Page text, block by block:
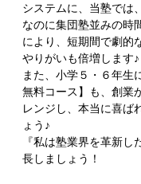
システムに、当塾では
なのに集団塾並みの時
により、短期間で劇的
やりがいも倍増します♪
また、小学５・６年生
無料コース】も、創業
レンジし、本当に喜ば
ょう♪
『私は塾業界を革新
長しましょう！